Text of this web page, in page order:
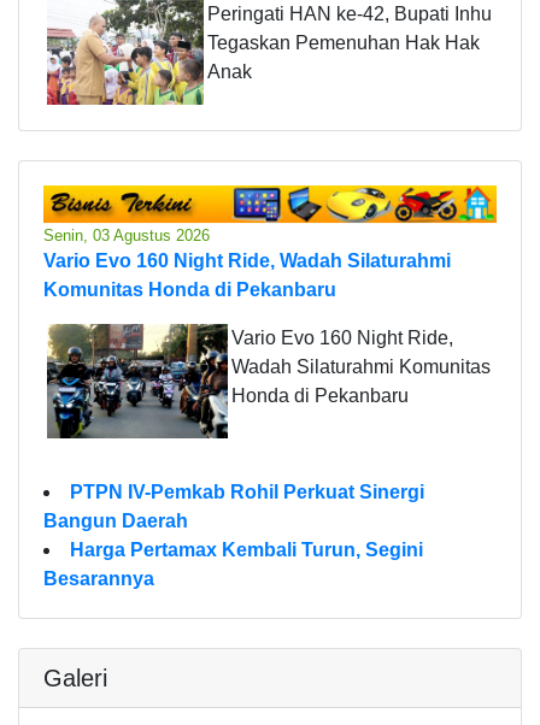
Peringati HAN ke-42, Bupati Inhu
Tegaskan Pemenuhan Hak Hak
Anak
Senin, 03 Agustus 2026
Vario Evo 160 Night Ride, Wadah Silaturahmi
Komunitas Honda di Pekanbaru
Vario Evo 160 Night Ride,
Wadah Silaturahmi Komunitas
Honda di Pekanbaru
PTPN IV-Pemkab Rohil Perkuat Sinergi
Bangun Daerah
Harga Pertamax Kembali Turun, Segini
Besarannya
Galeri